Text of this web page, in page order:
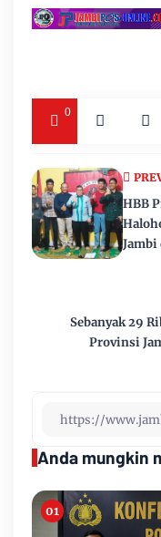
0
Sebanyak 29
Provinsi
HBB
Jambi
Anda mungkin